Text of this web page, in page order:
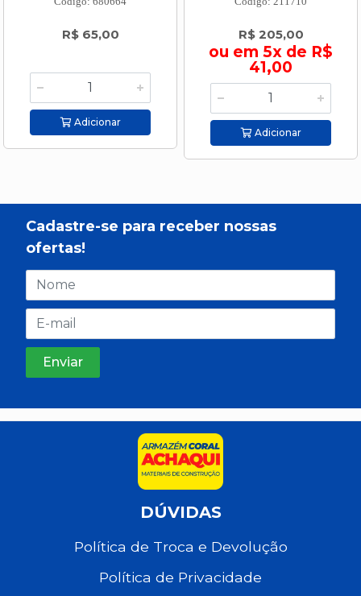
R$ 65,00
Adicionar
R$ 205,00
ou em 5x de R$
41,00
Adicionar
Cadastre-se para receber nossas
ofertas!
DÚVIDAS
Política de Troca e Devolução
Política de Privacidade